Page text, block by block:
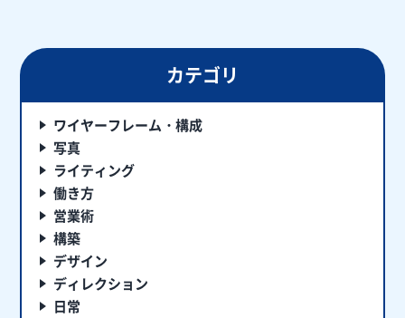
カテゴリ
ワイヤーフレーム・構成
写真
ライティング
働き方
営業術
構築
デザイン
ディレクション
日常